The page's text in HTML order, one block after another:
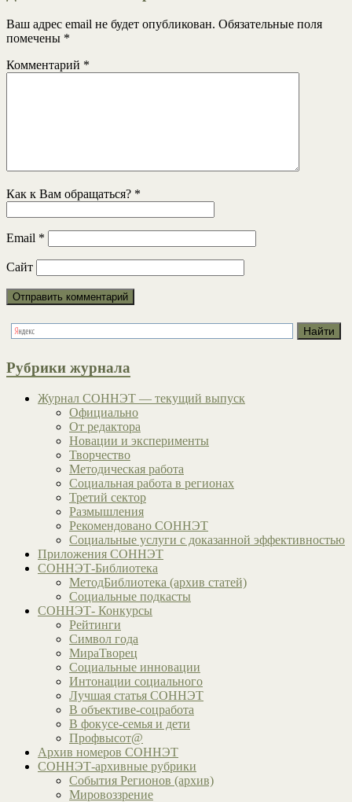
Ваш адрес email не будет опубликован. Обязательные поля
помечены *
Комментарий *
Как к Вам обращаться? *
Email *
Сайт
Рубрики журнала
Журнал СОННЭТ — текущий выпуск
Официально
От редактора
Новации и эксперименты
Творчество
Методическая работа
Социальная работа в регионах
Третий сектор
Размышления
Рекомендовано СОННЭТ
Социальные услуги с доказанной эффективностью
Приложения СОННЭТ
СОННЭТ-Библиотека
МетодБиблиотека (архив статей)
Социальные подкасты
СОННЭТ- Конкурсы
Рейтинги
Символ года
МираТворец
Социальные инновации
Интонации социального
Лучшая статья СОННЭТ
В объективе-соцработа
В фокусе-семья и дети
Профвысот@
Архив номеров СОННЭТ
СОННЭТ-архивные рубрики
События Регионов (архив)
Мировоззрение